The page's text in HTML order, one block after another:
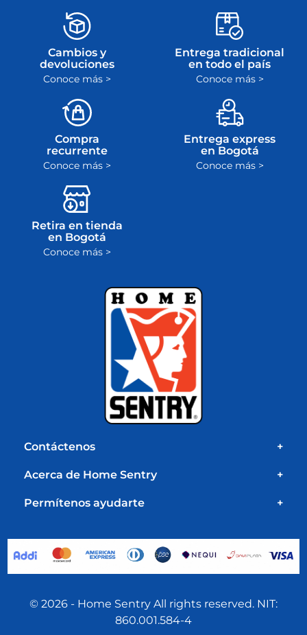
Cambios y
devoluciones
Conoce más >
Entrega tradicional
en todo el país
Conoce más >
Compra
recurrente
Conoce más >
Entrega express
en Bogotá
Conoce más >
Retira en tienda
en Bogotá
Conoce más >
Contáctenos +
Acerca de Home Sentry +
Permítenos ayudarte +
© 2026 - Home Sentry All rights reserved. NIT:
860.001.584-4